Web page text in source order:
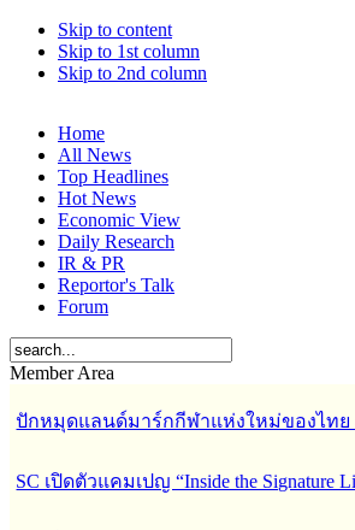
Skip to content
Skip to 1st column
Skip to 2nd column
Home
All News
Top Headlines
Hot News
Economic View
Daily Research
IR & PR
Reportor's Talk
Forum
Member Area
ปักหมุดแลนด์มาร์กกีฬาแห่งใหม่ของไทย
SC เปิดตัวแคมเปญ “Inside the Signature